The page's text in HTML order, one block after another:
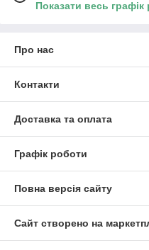
Показати весь графік
Про нас
Контакти
Доставка та оплата
Графік роботи
Повна версія сайту
Сайт створено на